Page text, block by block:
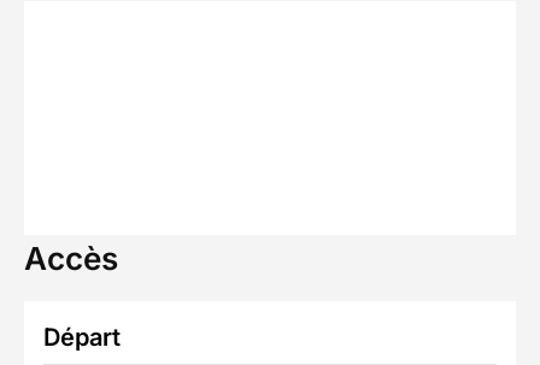
Accès
Départ